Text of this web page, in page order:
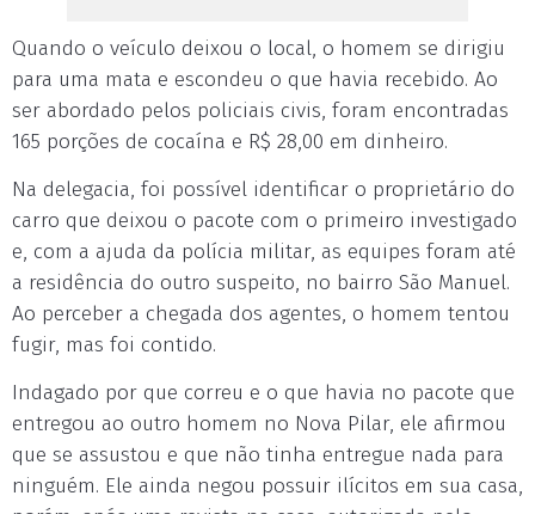
Quando o veículo deixou o local, o homem se dirigiu
para uma mata e escondeu o que havia recebido. Ao
ser abordado pelos policiais civis, foram encontradas
165 porções de cocaína e R$ 28,00 em dinheiro.
Na delegacia, foi possível identificar o proprietário do
carro que deixou o pacote com o primeiro investigado
e, com a ajuda da polícia militar, as equipes foram até
a residência do outro suspeito, no bairro São Manuel.
Ao perceber a chegada dos agentes, o homem tentou
fugir, mas foi contido.
Indagado por que correu e o que havia no pacote que
entregou ao outro homem no Nova Pilar, ele afirmou
que se assustou e que não tinha entregue nada para
ninguém. Ele ainda negou possuir ilícitos em sua casa,